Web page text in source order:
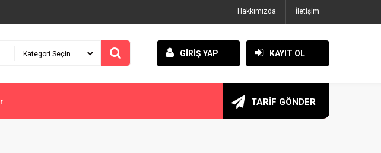
Hakkımızda İletişim
GİRİŞ YAP KAYIT OL
TARİF GÖNDER